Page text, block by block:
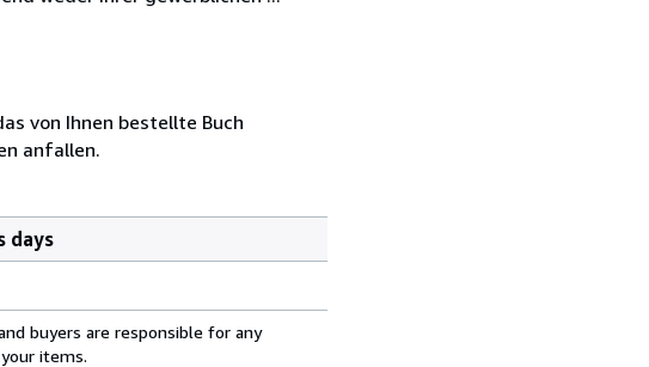
von Ihnen bestellte Buch
anfallen.
days
buyers are responsible for any
items.